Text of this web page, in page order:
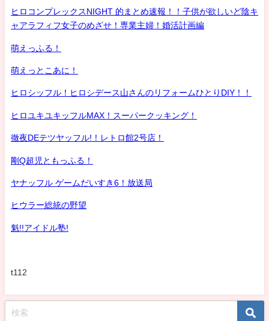
ヒロコンプレックスNIGHT 的まとめ速報！！子供が欲しいど陰キ
ャアラフィフ女子のめざせ！専業主婦！婚活計画編
萌えっふる！
萌えっとこあに！
ヒロシッフル！ヒロシデース山さんのリフォームひとりDIY！！
ヒロユキユキッフルMAX！スーパークッキング！
徹夜DEテツヤッフル!！レトロ館2号店！
剛Q超児ともっふる！
ヤナッフル ゲームだいすき6！放送局
ヒウラー総統の野望
魁!!アイドル塾!
t112